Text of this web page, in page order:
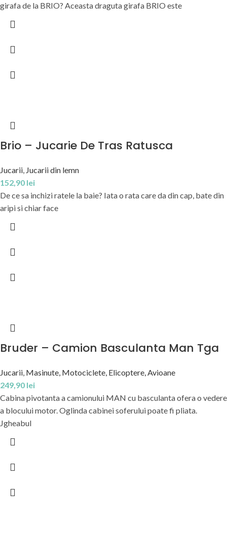
girafa de la BRIO? Aceasta draguta girafa BRIO este
Brio – Jucarie De Tras Ratusca
Jucarii, Jucarii din lemn
152,90 lei
De ce sa inchizi ratele la baie? Iata o rata care da din cap, bate din
aripi si chiar face
Bruder – Camion Basculanta Man Tga
Jucarii, Masinute, Motociclete, Elicoptere, Avioane
249,90 lei
Cabina pivotanta a camionului MAN cu basculanta ofera o vedere
a blocului motor. Oglinda cabinei soferului poate fi pliata.
Jgheabul